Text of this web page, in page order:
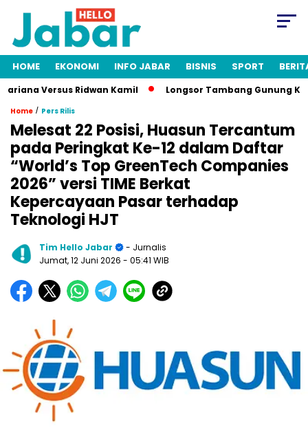
HOME EKONOMI INFO JABAR BISNIS SPORT
Versus Ridwan Kamil Longsor Tambang Gunung Kuda
Home / Pers Rilis
Melesat 22 Posisi, Huasun Tercantum
pada Peringkat Ke-12 dalam Daftar
“World’s Top GreenTech Companies
2026” versi TIME Berkat
Kepercayaan Pasar terhadap
Teknologi HJT
Tim Hello Jabar
- Jurnalis
Jumat, 12 Juni 2026 - 05:41 WIB